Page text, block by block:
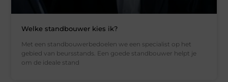
Welke standbouwer kies ik?
Met een standbouwerbedoelen we een specialist op het
gebied van beursstands. Een goede standbouwer helpt je
om de ideale stand